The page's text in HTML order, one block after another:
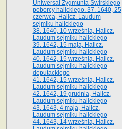
Uniwersał Zygmunta Świrskiego
poborcy halickiego. 37. 1640, 25
czerwca, Halicz. Laudum
sejmiku halickiego
38. 1640, 10 września, Halicz.
Laudum sejmiku halickiego
39. 1642, 15 maja, Halicz.
Laudum sejmiku halickiego
40. 1642, 15 września, Halicz.
Laudum sejmiku halickiego
deputackiego
41. 1642, 15 września, Halicz.
Laudum sejmiku halickiego
42. 1642, 19 grudnia, Halicz.
Laudum sejmiku halickiego
43. 1643, 4 maja, Halicz.
Laudum sejmiku halickiego
44. 1643, 14 września, Halicz.